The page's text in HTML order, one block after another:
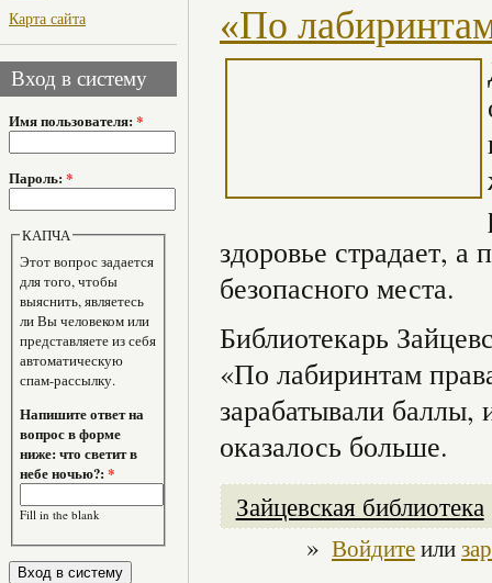
Карта сайта
Вход в систему
Имя пользователя: *
Пароль: *
КАПЧА
Этот вопрос задается
для того, чтобы
выяснить, являетесь
ли Вы человеком или
представляете из себя
автоматическую
спам-рассылку.
Напишите ответ на
вопрос в форме
ниже: что светит в
небе ночью?:*
Fill in the blank
«По
здоровье страдает, а
безопасного места.
Библиотекарь
«По лабиринтам
зарабатывали баллы,
оказалось больше.
Зайцевская библиотека
» Войдитеили